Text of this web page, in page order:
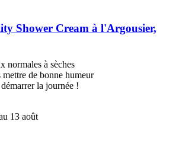
Shower Cream à l'Argousier,
normales à sèches
mettre de bonne humeur
la journée !
13 août